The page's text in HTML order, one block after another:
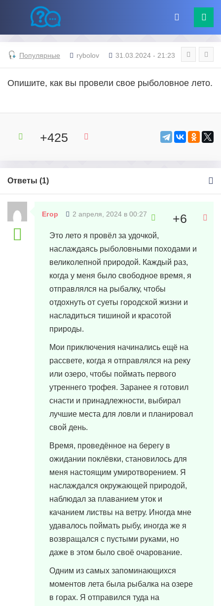
Популярные rybolov 31.03.2024 - 21:23
Опишите, как вы провели свое рыболовное лето.
+425
Ответы (1)
Егор 2 апреля, 2024 в 00:27
Это лето я провёл за удочкой,
наслаждаясь рыболовными походами и
великолепной природой. Каждый раз,
когда у меня было свободное время, я
отправлялся на рыбалку, чтобы
отдохнуть от суеты городской жизни и
насладиться тишиной и красотой
природы.
Мои приключения начинались ещё на
рассвете, когда я отправлялся на реку
или озеро, чтобы поймать первого
утреннего трофея. Заранее я готовил
снасти и принадлежности, выбирал
лучшие места для ловли и планировал
свой день.
Время, проведённое на берегу в
ожидании поклёвки, становилось для
меня настоящим умиротворением. Я
наслаждался окружающей природой,
наблюдал за плаванием уток и
качанием листвы на ветру. Иногда мне
удавалось поймать рыбу, иногда же я
возвращался с пустыми руками, но
даже в этом было своё очарование.
Одним из самых запоминающихся
моментов лета была рыбалка на озере
в горах. Я отправился туда на
+6